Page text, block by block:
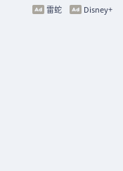
Disney+
雷蛇